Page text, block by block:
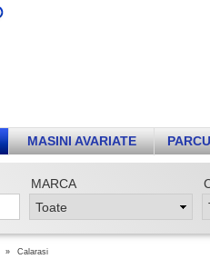
MASINI AVARIATE
MARCA
» Calarasi